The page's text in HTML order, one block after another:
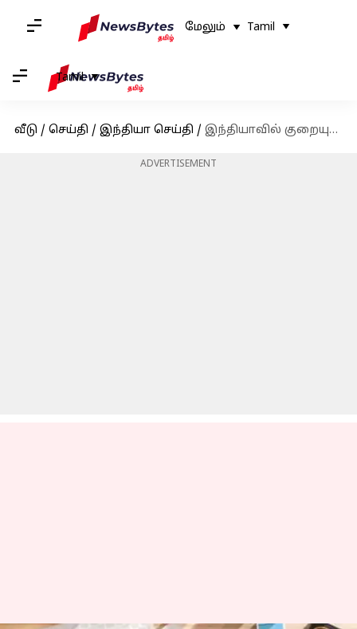
மேலும் Tamil
Tamil
வீடு / செய்தி / இந்தியா செய்தி / இந்தியாவில் குறையும் ஸ்டார்ட்அப் முதலீடுகள்.. ஏன்?
ADVERTISEMENT